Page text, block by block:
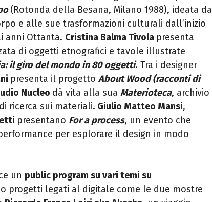
(Rotonda della Besana, Milano 1988), ideata da
e alle sue trasformazioni culturali dall’inizio
anni Ottanta. Cristina Balma Tivola presenta
di oggetti etnografici e tavole illustrate
il giro del mondo in 80 oggetti. Tra i designer
presenta il progetto About Wood (racconti di
Nucleo dà vita alla sua Materioteca, archivio
ricerca sui materiali. Giulio Matteo Mansi,
presentano For a process, un evento che
per esplorare il design in modo
un public program su vari temi su
progetti legati al digitale come le due mostre